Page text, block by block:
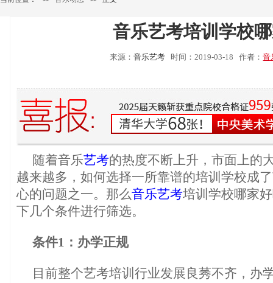
音乐艺考培训学校
来源：音乐艺考 时间：2019-03-18 作者：音
随着音乐艺考的热度不断上升，市面上的
越来越多，如何选择一所靠谱的培训学校成
心的问题之一。那么音乐艺考培训学校哪家
下几个条件进行筛选。
条件1：办学正规
目前整个艺考培训行业发展良莠不齐，办